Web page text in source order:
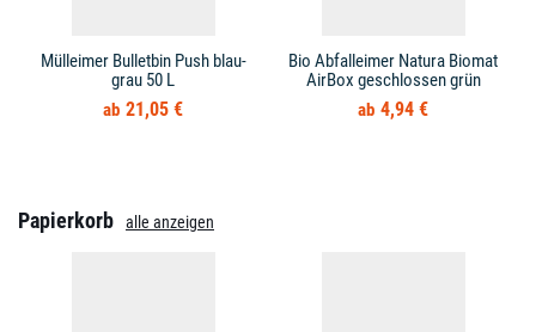
Mülleimer Bulletbin Push blau-
grau 50 L
21,05 €
Bio Abfalleimer Natura Biomat
AirBox geschlossen grün
4,94 €
Papierkorb alle anzeigen